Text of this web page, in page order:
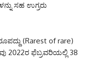
ಸಹ ಉಗ್ರರು
(Rarest of rare)
2022ರ ಫೆಬ್ರವರಿಯಲ್ಲಿ 38